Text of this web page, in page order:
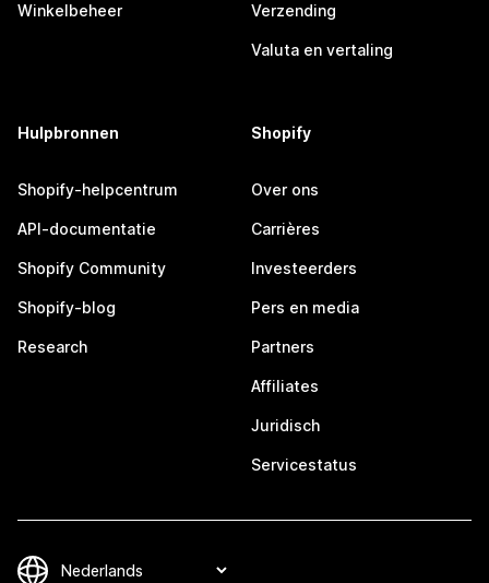
Winkelbeheer Verzending
Valuta en vertaling
Hulpbronnen
Shopify-helpcentrum
API-documentatie
Shopify Community
Shopify-blog
Research
Shopify
Over ons
Carrières
Investeerders
Pers en media
Partners
Affiliates
Juridisch
Servicestatus